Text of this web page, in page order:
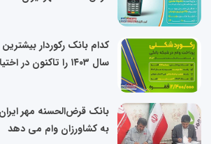
کدام بانک رکوردار
سال ۱۴۰۳ را تاکنون در اختیار دارد؟
بانک قرض‌الحسنه مهر
به کشاورزان وام می دهد